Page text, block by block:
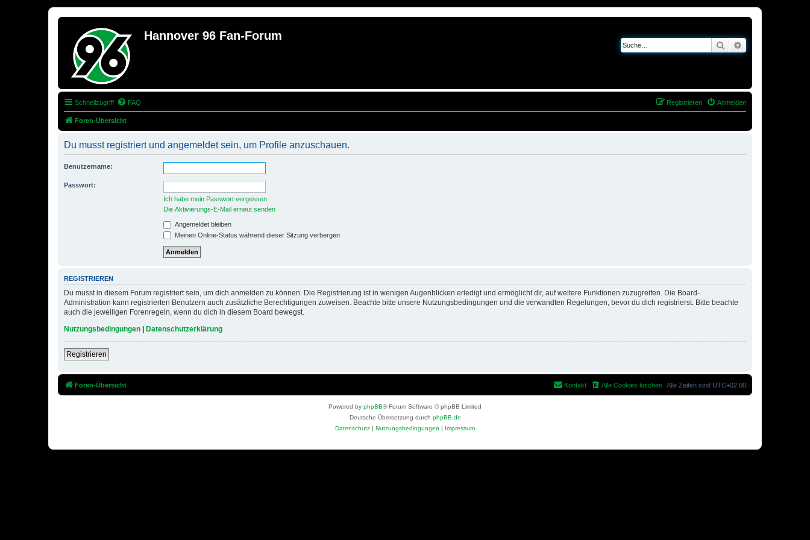
Hannover 96 Fan-Forum
Suche
Schnellzugriff FAQ Anmelden
Registrieren
Foren-Übersicht
Du musst registriert und angemeldet sein, um Profile anzuschauen.
Benutzername:
Passwort:
Ich habe mein Passwort vergessen
Die Aktivierungs-E-Mail erneut senden
Angemeldet bleiben
Meinen Online-Status während dieser Sitzung verbergen
REGISTRIEREN
Du musst in diesem Forum registriert sein, um dich anmelden zu können. Die Registrierung ist in wenigen Augenblicken erledigt und ermöglicht dir, auf weitere Funktionen zuzugreifen. Die Board-
Administration kann registrierten Benutzern auch zusätzliche Berechtigungen zuweisen. Beachte bitte unsere Nutzungsbedingungen und die verwandten Regelungen, bevor du dich registrierst. Bitte beachte
auch die jeweiligen Forenregeln, wenn du dich in diesem Board bewegst.
Nutzungsbedingungen | Datenschutzerklärung
Registrieren
Foren-Übersicht Alle Zeiten sind UTC+02:00
Alle Cookies löschen
Kontakt
Powered by phpBB® Forum Software © phpBB Limited
Deutsche Übersetzung durch phpBB.de
Datenschutz | Nutzungsbedingungen | Impressum